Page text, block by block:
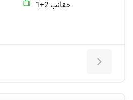
1+2 حقائب